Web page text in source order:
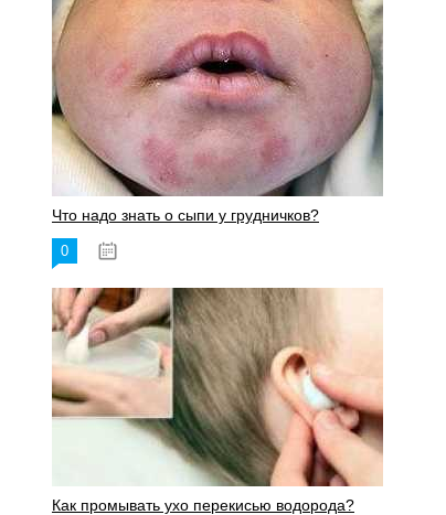
Что надо знать о сыпи у грудничков?
0
Как промывать ухо перекисью водорода?